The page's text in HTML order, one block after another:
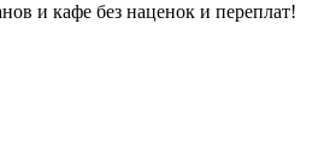
и кафе без наценок и переплат!